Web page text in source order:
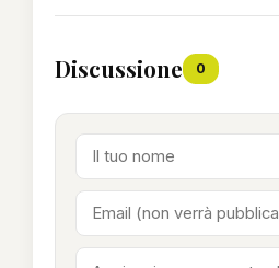
Discussione 0